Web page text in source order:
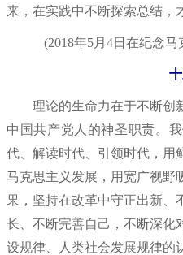
来，在实践中不断探索总结，
(2018年5月4日在纪念马
理论的生命力在于不断创
中国共产党人的神圣职责。
代、解读时代、引领时代，用
马克思主义发展，用宽广视野
果，坚持在改革中守正出新、
长、不断完善自己，不断深化
设规律、人类社会发展规律的